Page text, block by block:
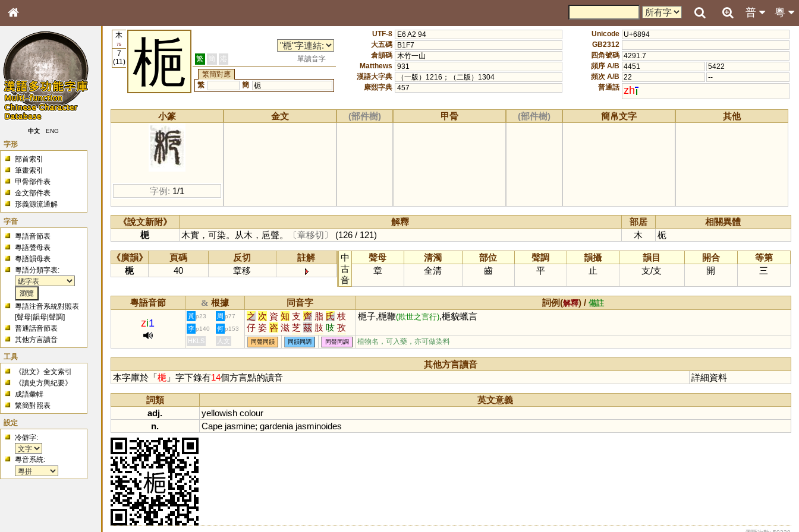
粵
普
中文 ENG
字形
部首索引
筆畫索引
甲骨部件表
金文部件表
形義源流通解
字音
粵語音節表
粵語聲母表
粵語韻母表
粵語分類字表:
粵語注音系統對照表
[聲母 |韻母 |聲調]
普通話音節表
其他方言讀音
工具
《說文》全文索引
《讀史方輿紀要》
成語彙輯
繁簡對照表
設定
冷僻字:
粵音系統:
木
75
7
(11)
梔 繁 簡 港
單讀音字
繁簡對應
繁
簡 栀
UTF-8
E6 A2 94
大五碼
B1F7
倉頡碼
木竹一山
Matthews
931
漢語大字典
（一版）1216；（二版）1304
康熙字典 457
Unicode U+6894
GB2312
四角號碼 4291.7
頻序 A/B 4451
5422
頻次 A/B 22
--
普通話 zh
小篆
字例: 1/1
金文 (部件樹) 甲骨 (部件樹) 簡帛文字 其他
《說文新附》 解釋 部居
相關異體
梔
木實，可染。从木，巵聲。 〔章移切〕 (126 / 121) 木 栀
《廣韻》 頁碼 反切
註解
梔
40 章移
中
古
音
聲母 清濁 部位 聲調 韻攝 韻目 開合
等第
章
全清 齒 平 止 支/支 開 三
粵語音節 & 根據 同音字 詞例(解釋) /備註
zi1
黃 p23 周 p77 之 次 資 知 支 齊 脂 氏 枝
仔 姿 咨 滋 芝 茲 肢 吱 孜
觜 恣 訾 輜 淄 齎 貲 蜘 祗
鯔 砥 泜 髭 緇 齜 孳 榰 甾
鎡 鼒 菑 錙 呲 嵫 卮 孖 觶
㞢 葘 䊷 𢆶 秖 栥 疧 趑 胝 玆
疻 齍 鮨 鳷 鄑 澬 胑 袛 偨
搘 椥 粢 胾 衼 鶅 鈭 臸 秶
秪 紎 蒫 椔 諮 璾 崰 汥 栺
梔子,梔鞭(欺世之言行),梔貌蠟言
李 p140 何 p153
HKLS 人文 同聲同韻 同韻同調 同聲同調 植物名，可入藥，亦可做染料
其他方言讀音
本字庫於「梔 」字下錄有14個方言點的讀音 詳細資料
詞類
英文意義
adj.
yellowish colour
n.
Cape jasmine; gardenia jasminoides